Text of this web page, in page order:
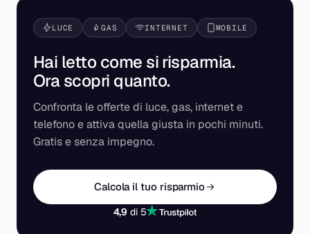
LUCE GAS INTERNET MOBILE
Hai letto come si risparmia.
Ora scopri quanto.
Confronta le offerte di luce, gas, internet e
telefono e attiva quella giusta in pochi minuti.
Gratis e senza impegno.
Calcola il tuo risparmio
4,9 di 5